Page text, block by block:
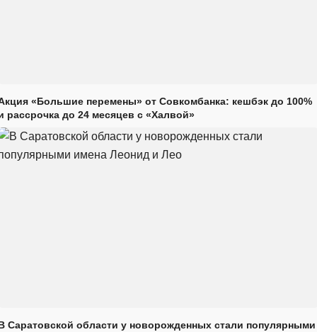
«Большие перемены» от Совкомбанка: кешбэк до 100%
рассрочка до 24 месяцев с «Халвой»
Саратовской области у новорожденных стали популярными